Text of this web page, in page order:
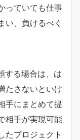
っていても仕事
い、負けるべく
する場合は、は
たさないといけ
手にまとめて提
相手が実現可能
たプロジェクト